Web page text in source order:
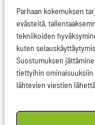
Parhaan kokemuksen
evästeitä,
tekniikoiden
kuten
Suostumuksen
tiettyihin
lähtevien viestien